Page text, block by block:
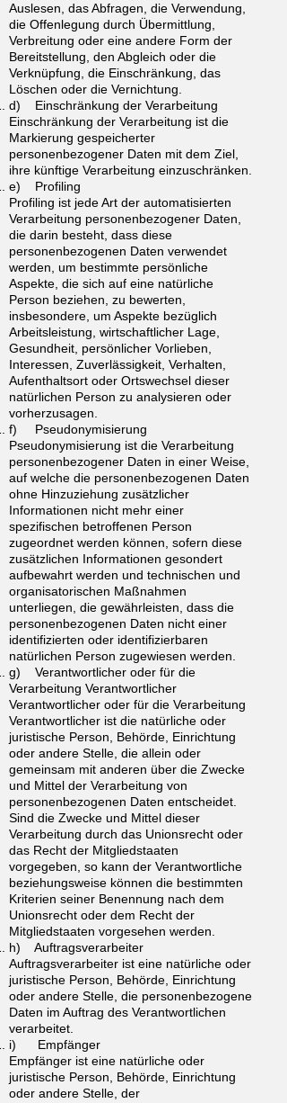
Auslesen, das Abfragen, die Verwendung,
die Offenlegung durch Übermittlung,
Verbreitung oder eine andere Form der
Bereitstellung, den Abgleich oder die
Verknüpfung, die Einschränkung, das
Löschen oder die Vernichtung.
d) Einschränkung der Verarbeitung
Einschränkung der Verarbeitung ist die
Markierung gespeicherter
personenbezogener Daten mit dem Ziel,
ihre künftige Verarbeitung einzuschränken.
e) Profiling
Profiling ist jede Art der automatisierten
Verarbeitung personenbezogener Daten,
die darin besteht, dass diese
personenbezogenen Daten verwendet
werden, um bestimmte persönliche
Aspekte, die sich auf eine natürliche
Person beziehen, zu bewerten,
insbesondere, um Aspekte bezüglich
Arbeitsleistung, wirtschaftlicher Lage,
Gesundheit, persönlicher Vorlieben,
Interessen, Zuverlässigkeit, Verhalten,
Aufenthaltsort oder Ortswechsel dieser
natürlichen Person zu analysieren oder
vorherzusagen.
f) Pseudonymisierung
Pseudonymisierung ist die Verarbeitung
personenbezogener Daten in einer Weise,
auf welche die personenbezogenen Daten
ohne Hinzuziehung zusätzlicher
Informationen nicht mehr einer
spezifischen betroffenen Person
zugeordnet werden können, sofern diese
zusätzlichen Informationen gesondert
aufbewahrt werden und technischen und
organisatorischen Maßnahmen
unterliegen, die gewährleisten, dass die
personenbezogenen Daten nicht einer
identifizierten oder identifizierbaren
natürlichen Person zugewiesen werden.
g) Verantwortlicher oder für die
Verarbeitung Verantwortlicher
Verantwortlicher oder für die Verarbeitung
Verantwortlicher ist die natürliche oder
juristische Person, Behörde, Einrichtung
oder andere Stelle, die allein oder
gemeinsam mit anderen über die Zwecke
und Mittel der Verarbeitung von
personenbezogenen Daten entscheidet.
Sind die Zwecke und Mittel dieser
Verarbeitung durch das Unionsrecht oder
das Recht der Mitgliedstaaten
vorgegeben, so kann der Verantwortliche
beziehungsweise können die bestimmten
Kriterien seiner Benennung nach dem
Unionsrecht oder dem Recht der
Mitgliedstaaten vorgesehen werden.
h) Auftragsverarbeiter
Auftragsverarbeiter ist eine natürliche oder
juristische Person, Behörde, Einrichtung
oder andere Stelle, die personenbezogene
Daten im Auftrag des Verantwortlichen
verarbeitet.
i) Empfänger
Empfänger ist eine natürliche oder
juristische Person, Behörde, Einrichtung
oder andere Stelle, der